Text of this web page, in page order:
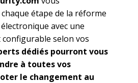
étape de la réforme
avec une
selon vos
dédiés pourront vous
à toutes vos
le changement au